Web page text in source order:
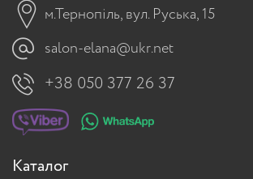
м.Тернопіль, вул. Руська, 15
salon-elana@ukr.net
+38 050 377 26 37
Каталог